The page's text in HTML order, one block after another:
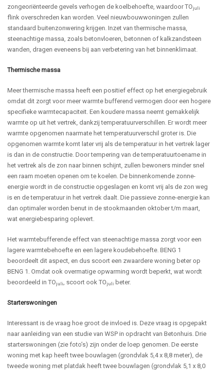
zongeoriënteerde gevels verhogen de koelbehoefte, waardoor TOjuli
flink overschreden kan worden. Veel nieuwbouwwoningen zullen
standaard buitenzonwering krijgen. Inzet van thermische massa,
steenachtige massa, zoals betonvloeren, betonnen of kalkzandsteen
wanden, dragen eveneens bij aan verbetering van het binnenklimaat.
Thermische massa
Meer thermische massa heeft een positief effect op het energiegebruik
omdat dit zorgt voor meer warmte bufferend vermogen door een hogere
specifieke warmtecapaciteit. Een koudere massa neemt gemakkelijk
warmte op uit het vertrek, dankzij temperatuurverschillen. Er wordt meer
warmte opgenomen naarmate het temperatuurverschil groter is. Die
opgenomen warmte komt later vrij als de temperatuur in het vertrek lager
is dan in de constructie. Door tempering van de temperatuurtoename in
het vertrek als de zon naar binnen schijnt, zullen bewoners minder snel
een raam moeten openen om te koelen. De binnenkomende zonne-
energie wordt in de constructie opgeslagen en komt vrij als de zon weg
is en de temperatuur in het vertrek daalt. Die passieve zonne-energie kan
dan optimaler worden benut in de stookmaanden oktober t/m maart,
wat energiebesparing oplevert.
Het warmtebufferende effect van steenachtige massa zorgt voor een
lagere warmtebehoefte en een lagere koudebehoefte. BENG 1
beoordeelt dit aspect, en dus scoort een zwaardere woning beter op
BENG 1. Omdat ook overmatige opwarming wordt beperkt, wat wordt
beoordeeld in TOjuli , scoort ook TOjuli beter.
Starterswoningen
Interessant is de vraag hoe groot de invloed is. Deze vraag is opgepakt
naar aanleiding van een studie van WSP in opdracht van Betonhuis. Drie
starterswoningen (zie foto’s) zijn onder de loep genomen. De eerste
woning met kap heeft twee bouwlagen (grondvlak 5,4 x 8,8 meter), de
tweede woning met platdak heeft twee bouwlagen (grondvlak 5,1 x 8,0